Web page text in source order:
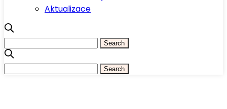
Aktualizace